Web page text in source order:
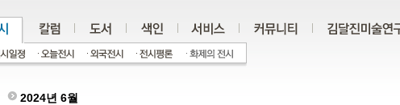
2024년 6월